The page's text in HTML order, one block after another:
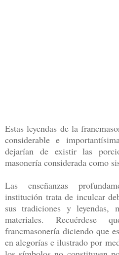
Estas leyendas de la
considerable e
dejarían de existir las
masonería considerada como
Las enseñanzas
institución trata de inculcar
sus tradiciones y leyendas,
materiales. Recuérdese
francmasonería diciendo que
en alegorías e ilustrado por